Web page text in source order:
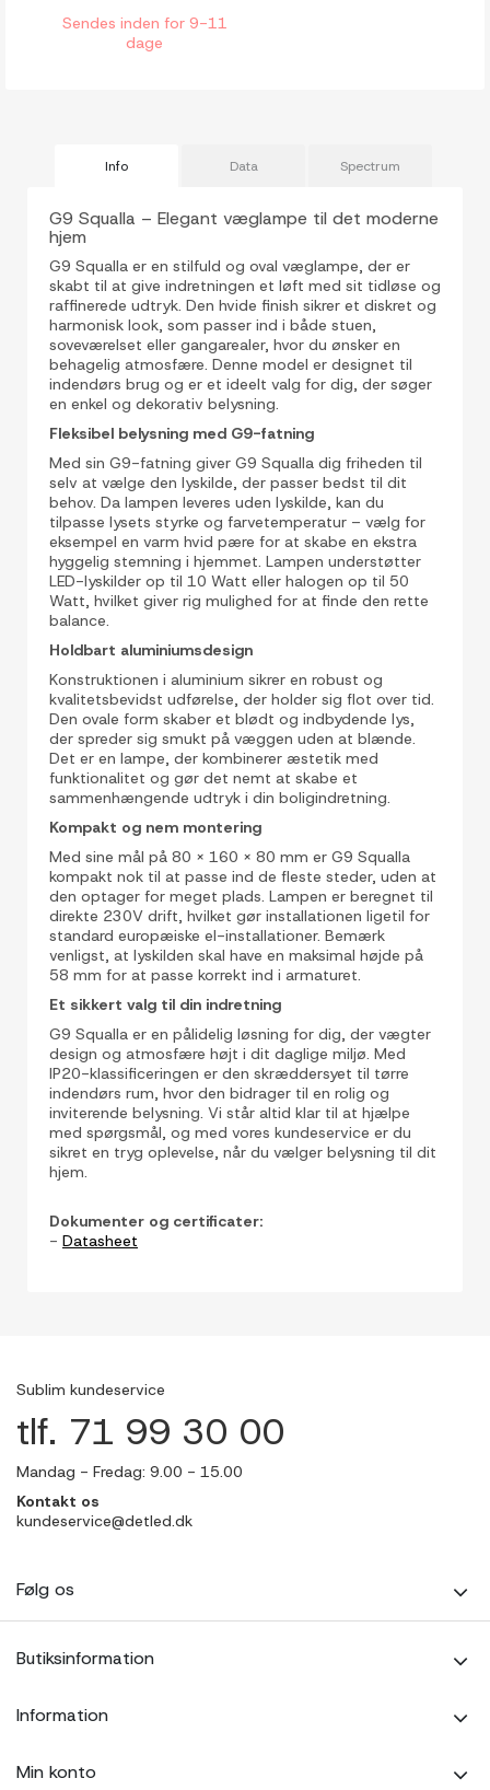
Sendes inden for 9-11
dage
Info Data Spectrum
G9 Squalla – Elegant væglampe til det moderne
hjem
G9 Squalla er en stilfuld og oval væglampe, der er
skabt til at give indretningen et løft med sit tidløse og
raffinerede udtryk. Den hvide finish sikrer et diskret og
harmonisk look, som passer ind i både stuen,
soveværelset eller gangarealer, hvor du ønsker en
behagelig atmosfære. Denne model er designet til
indendørs brug og er et ideelt valg for dig, der søger
en enkel og dekorativ belysning.
Fleksibel belysning med G9-fatning
Med sin G9-fatning giver G9 Squalla dig friheden til
selv at vælge den lyskilde, der passer bedst til dit
behov. Da lampen leveres uden lyskilde, kan du
tilpasse lysets styrke og farvetemperatur – vælg for
eksempel en varm hvid pære for at skabe en ekstra
hyggelig stemning i hjemmet. Lampen understøtter
LED-lyskilder op til 10 Watt eller halogen op til 50
Watt, hvilket giver rig mulighed for at finde den rette
balance.
Holdbart aluminiumsdesign
Konstruktionen i aluminium sikrer en robust og
kvalitetsbevidst udførelse, der holder sig flot over tid.
Den ovale form skaber et blødt og indbydende lys,
der spreder sig smukt på væggen uden at blænde.
Det er en lampe, der kombinerer æstetik med
funktionalitet og gør det nemt at skabe et
sammenhængende udtryk i din boligindretning.
Kompakt og nem montering
Med sine mål på 80 x 160 x 80 mm er G9 Squalla
kompakt nok til at passe ind de fleste steder, uden at
den optager for meget plads. Lampen er beregnet til
direkte 230V drift, hvilket gør installationen ligetil for
standard europæiske el-installationer. Bemærk
venligst, at lyskilden skal have en maksimal højde på
58 mm for at passe korrekt ind i armaturet.
Et sikkert valg til din indretning
G9 Squalla er en pålidelig løsning for dig, der vægter
design og atmosfære højt i dit daglige miljø. Med
IP20-klassificeringen er den skræddersyet til tørre
indendørs rum, hvor den bidrager til en rolig og
inviterende belysning. Vi står altid klar til at hjælpe
med spørgsmål, og med vores kundeservice er du
sikret en tryg oplevelse, når du vælger belysning til dit
hjem.
Dokumenter og certificater:
- Datasheet
Sublim kundeservice
tlf. 71 99 30 00
Mandag - Fredag: 9.00 - 15.00
Kontakt os
kundeservice@detled.dk
Følg os
Butiksinformation
Information
Min konto